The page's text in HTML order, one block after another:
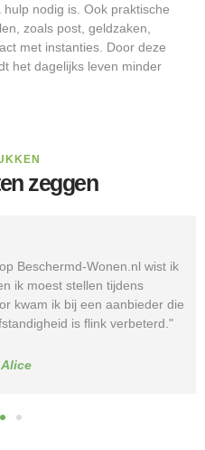
nodig is. Ook praktische
zoals post, geldzaken,
met instanties. Door deze
het dagelijks leven minder
zeggen
Beschermd-Wonen.nl wist ik
moest stellen tijdens
ik bij een aanbieder die
is flink verbeterd."